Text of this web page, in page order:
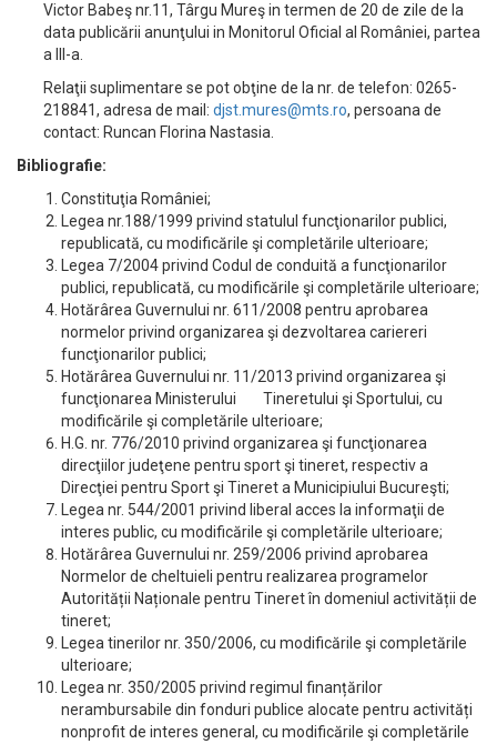
Victor Babeş nr.11, Târgu Mureş in termen de 20 de zile de la
data publicării anunţului in Monitorul Oficial al României, partea
a III-a.
Relaţii suplimentare se pot obţine de la nr. de telefon: 0265-
218841, adresa de mail: djst.mures@mts.ro, persoana de
contact: Runcan Florina Nastasia.
Bibliografie:
Constituţia României;
Legea nr.188/1999 privind statulul funcţionarilor publici,
republicată, cu modificările şi completările ulterioare;
Legea 7/2004 privind Codul de conduită a funcţionarilor
publici, republicată, cu modificările şi completările ulterioare;
Hotărârea Guvernului nr. 611/2008 pentru aprobarea
normelor privind organizarea şi dezvoltarea cariereri
funcţionarilor publici;
Hotărârea Guvernului nr. 11/2013 privind organizarea şi
funcţionarea Ministerului Tineretului şi Sportului, cu
modificările şi completările ulterioare;
H.G. nr. 776/2010 privind organizarea şi funcţionarea
direcţiilor judeţene pentru sport şi tineret, respectiv a
Direcţiei pentru Sport şi Tineret a Municipiului Bucureşti;
Legea nr. 544/2001 privind liberal acces la informaţii de
interes public, cu modificările şi completările ulterioare;
Hotărârea Guvernului nr. 259/2006 privind aprobarea
Normelor de cheltuieli pentru realizarea programelor
Autorității Naționale pentru Tineret în domeniul activității de
tineret;
Legea tinerilor nr. 350/2006, cu modificările şi completările
ulterioare;
Legea nr. 350/2005 privind regimul finanțărilor
nerambursabile din fonduri publice alocate pentru activități
nonprofit de interes general, cu modificările şi completările